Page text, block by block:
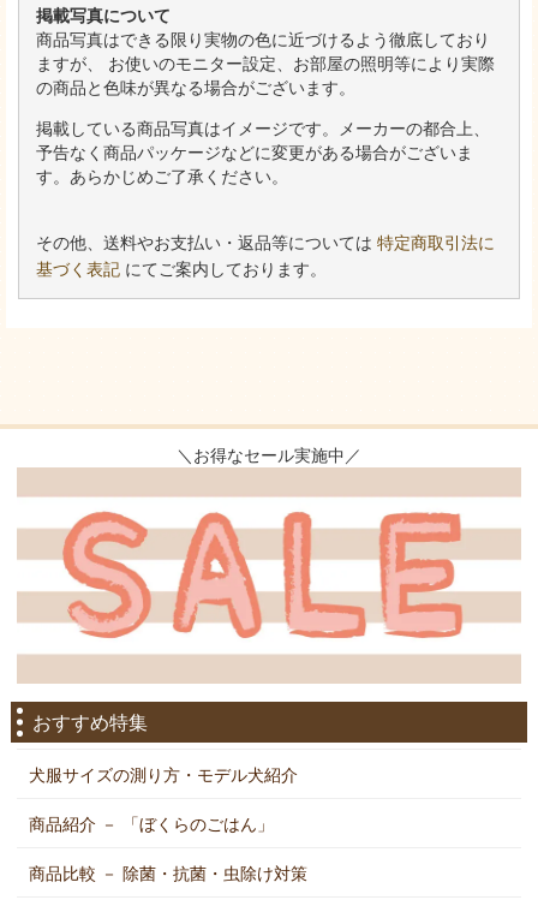
掲載写真について
商品写真はできる限り実物の色に近づけるよう徹底しており
ますが、 お使いのモニター設定、お部屋の照明等により実際
の商品と色味が異なる場合がございます。
掲載している商品写真はイメージです。メーカーの都合上、
予告なく商品パッケージなどに変更がある場合がございま
す。あらかじめご了承ください。
その他、送料やお支払い・返品等については 特定商取引法に
基づく表記 にてご案内しております。
＼お得なセール実施中／
おすすめ特集
犬服サイズの測り方・モデル犬紹介
商品紹介 － 「ぼくらのごはん」
商品比較 － 除菌・抗菌・虫除け対策